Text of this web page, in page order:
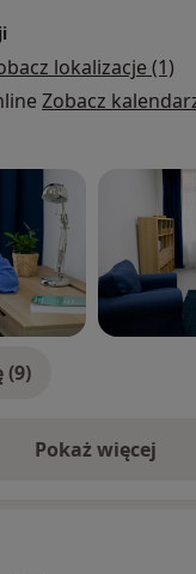
lokalizacje (1)
Zobacz
(9)
Pokaż więcej
o